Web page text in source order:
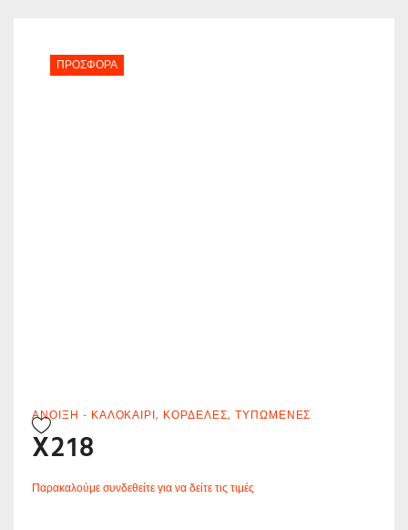
ΠΡΟΣΦΟΡΆ
ΆΝΟΙΞΗ - ΚΑΛΟΚΑΊΡΙ, ΚΟΡΔΈΛΕΣ, ΤΥΠΩΜΈΝΕΣ
X218
Παρακαλούμε συνδεθείτε για να δείτε τις τιμές